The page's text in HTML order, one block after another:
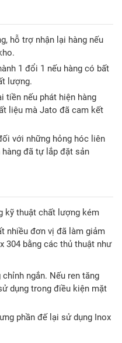
hỗ trợ nhận lại hàng nếu
1 đổi 1 nếu hàng có bất
lượng.
tiền nếu phát hiện hàng
liệu mà Jato đã cam kết
với những hỏng hóc liên
đã tự lắp đặt sản
kỹ thuật chất lượng kém
nhiều đơn vị đã làm giảm
304 bằng các thủ thuật như
ngắn. Nếu ren tăng
dụng trong điều kiện mặt
phần đế lại sử dụng Inox